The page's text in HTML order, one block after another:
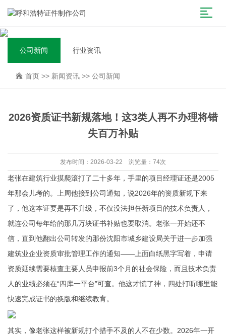
公司新闻 行业资讯
首页 >> 新闻资讯 >> 公司新闻
2026资质证书新规落地！这3类人再不办理将错
失百万补贴
发布时间：2026-03-22 浏览量：74次
老张在建筑行业摸爬滚打了二十多年，手里的项目经理证还是2005
年那会儿考的。上周他接到公司通知，说2026年的资质新规下来
了，他这本证要是再不升级，不仅没法担任新项目的技术负责人，
就连公司每年给的那几万块证书补贴也要取消。老张一开始还不
信，直到他翻出公司转发的那份沈阳市城乡建设局关于进一步加强
建筑业企业资质审批管理工作的通知——上面白纸黑字写着，申请
资质延续需要核查主要人员申报前3个月的社会保险，而且技术负责
人的业绩必须在“四库一平台”可查。他这才慌了神，四处打听哪里能
快速完成证书的换版和继续教育。
其实，像老张这样被新规打个措手不及的人不在少数。2026年一开